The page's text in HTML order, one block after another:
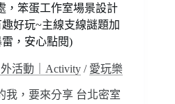
，笨蛋工作室場景設計
好玩~主線支線謎題加
，安心點閱)
活動｜Activity / 愛玩樂
我，要來分享 台北密室